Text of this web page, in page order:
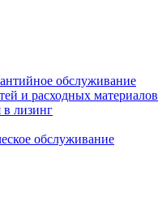
обслуживание
и расходных материалов
лизинг
обслуживание